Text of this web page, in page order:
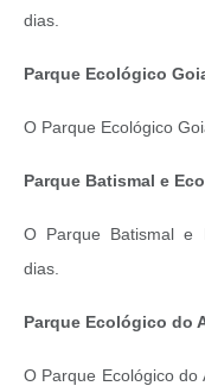
dias.
Parque Ecológico
O Parque Ecológico
Parque Batismal e
O Parque Batismal e
dias.
Parque Ecológico do
O Parque Ecológico